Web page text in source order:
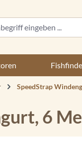
SpeedStrap
6